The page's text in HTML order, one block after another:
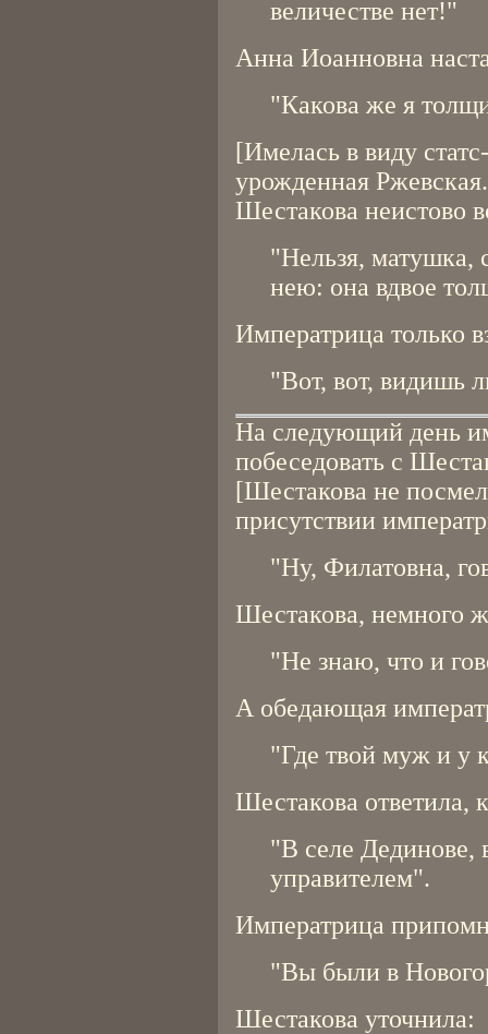
величестве нет!"
Анна Иоанновна
"Какова же я
[Имелась в виду
урожденная
Шестакова неистово
"Нельзя, матушка,
нею: она вдвое
Императрица только
"Вот, вот, видишь
На следующий день
побеседовать с
[Шестакова не
присутствии
"Ну, Филатовна,
Шестакова, немного
"Не знаю, что и
А обедающая
"Где твой муж и у
Шестакова ответила,
"В селе Дединове,
управителем".
Императрица
"Вы были в
Шестакова уточнила: